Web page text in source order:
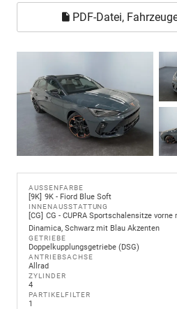
PDF-Datei,
AUSSENFARBE
9K 9K - Fiord Blue Soft
INNENAUSSTATTUNG
CG
CG - CUPRA Sportschalensitze
Dinamica, Schwarz mit Blau Akzenten
GETRIEBE
Doppelkupplungsgetriebe (DSG)
ANTRIEBSACHSE
Allrad
ZYLINDER
4
PARTIKELFILTER
1